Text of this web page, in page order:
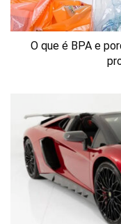
O que é BPA e